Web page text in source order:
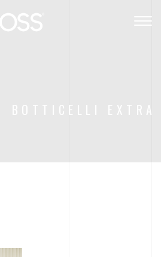
BOTTICELLI EXTRA